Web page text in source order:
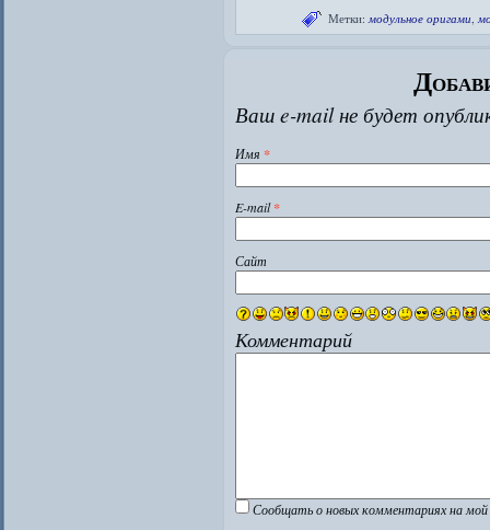
Метки: модульное оригами,
Ваш e-mail не будет
Имя *
E-mail*
Сайт
Комментарий
Сообщать о новых комментариях на мой